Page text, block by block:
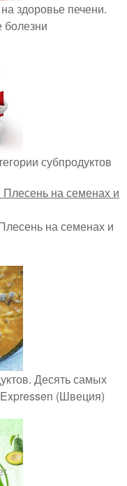
здоровье печени.
болезни
субпродуктов
на семенах и
Десять самых
(Швеция)